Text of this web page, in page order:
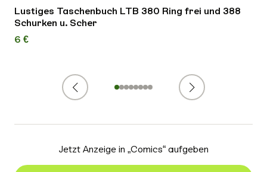
Zurück
Lustiges Taschenbuch LTB 380 Ring frei und 388
Schurken u. Scher
6 €
Weiter
1 2 3 4 5 6 7
Jetzt Anzeige in „Comics“ aufgeben